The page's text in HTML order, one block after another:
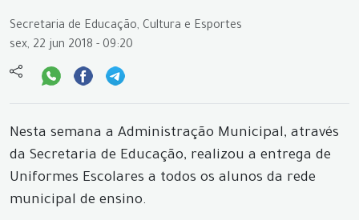
Secretaria de Educação, Cultura e Esportes
sex, 22 jun 2018 - 09:20
Nesta semana a Administração Municipal, através
da Secretaria de Educação, realizou a entrega de
Uniformes Escolares a todos os alunos da rede
municipal de ensino.